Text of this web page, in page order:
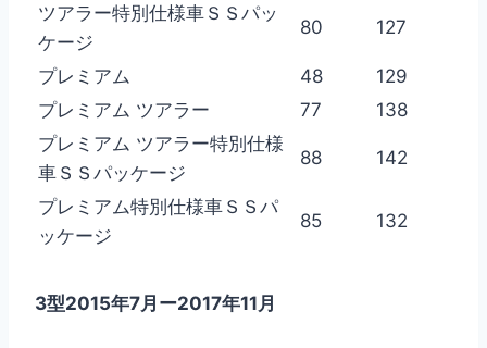
ツアラー特別仕様車ＳＳパッ
ケージ
80 127
プレミアム 48
129
プレミアム ツアラー
77
138
プレミアム ツアラー特別仕様
車ＳＳパッケージ
88 142
プレミアム特別仕様車ＳＳパ
ッケージ
85 132
3型2015年7月ー2017年11月